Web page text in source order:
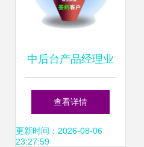
中后台产品经理业
务调研指南 聚焦销
售业务
查看详情
更新时间：2026-08-06
23:27:59